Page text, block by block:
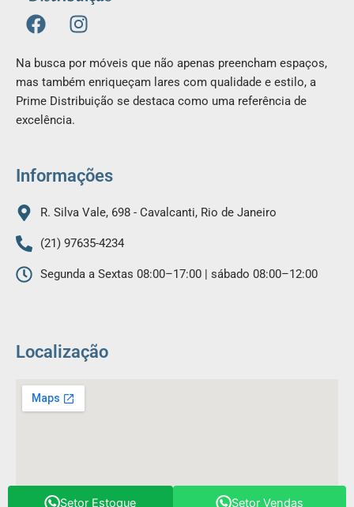
F
a
c
e
b
o
o
I
n
t
a
g
m
Na busca por móveis que não apenas preencham espaços,
mas também enriqueçam lares com qualidade e estilo, a
Prime Distribuição se destaca como uma referência de
excelência.
Informações
R. Silva Vale, 698 - Cavalcanti, Rio de Janeiro
(21) 97635-4234
Segunda a Sextas 08:00–17:00 | sábado 08:00–12:00
Localização
Setor Estoque Setor Vendas